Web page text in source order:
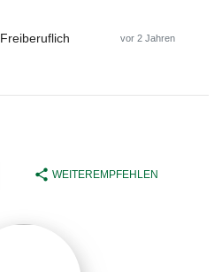
Freiberuflich vor 2 Jahren
share WEITEREMPFEHLEN